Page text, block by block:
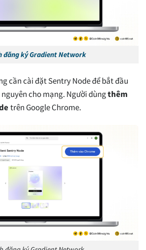
đăng ký Gradient Network
cần cài đặt Sentry Node để bắt đầu
cho mạng. Người dùngthêm
trên Google Chrome.